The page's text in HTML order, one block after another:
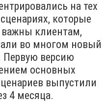
на тех
которые
клиентам,
во многом новый
Первую версию
основных
выпустили
4 месяца.